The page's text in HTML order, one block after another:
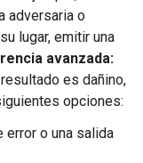
adversaria o
lugar, emitir una
avanzada:
es dañino,
opciones:
error o una salida